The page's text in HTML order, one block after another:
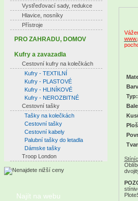
Typ:
Vystřeďovací sady, redukce
Hlavice, nosníky
Přístroje
PRO ZAHRADU, DOMOV
Kufry a zavazadla
Cestovní kufry na kolečkách
Kufry - TEXTILNÍ
Kufry - PLASTOVÉ
Kufry - HLINÍKOVÉ
Kufry - NEROZBITNÉ
Cestovní tašky
Tašky na kolečkách
Cestovní tašky
Cestovní kabely
Palubní tašky do letadla
Dámske tašky
Troop London
Najít na webu